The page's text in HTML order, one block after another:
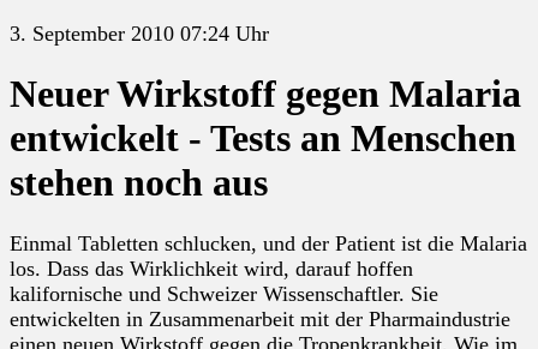
3. September 2010 07:24 Uhr
Neuer Wirkstoff gegen Malaria
entwickelt - Tests an Menschen
stehen noch aus
Einmal Tabletten schlucken, und der Patient ist die Malaria
los. Dass das Wirklichkeit wird, darauf hoffen
kalifornische und Schweizer Wissenschaftler. Sie
entwickelten in Zusammenarbeit mit der Pharmaindustrie
einen neuen Wirkstoff gegen die Tropenkrankheit. Wie im